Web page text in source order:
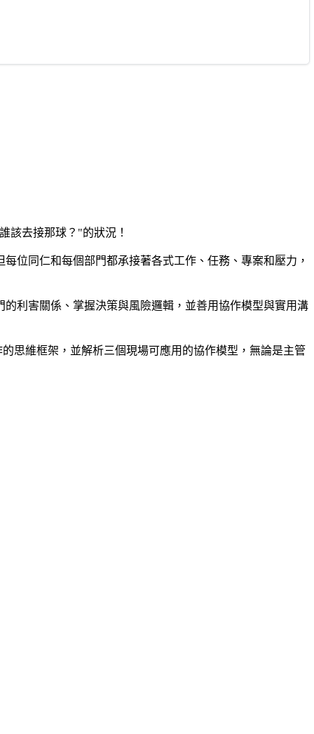
該去接那球？"的狀況！
位同仁和每個部門都承接著各式工作、任務、專案和壓力，
利害關係、掌握決策與風險邏輯，並善用協作模型與實用溝
思維框架，並解析三個現場可應用的協作模型，無論是主管